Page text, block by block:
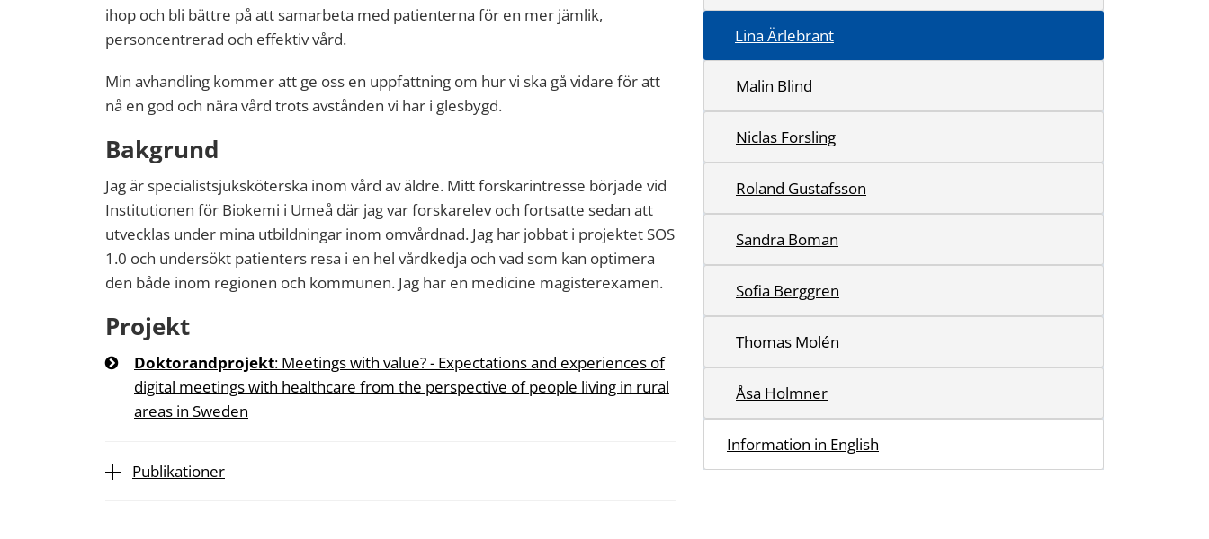
ihop och bli bättre på att samarbeta med patienterna för en mer jämlik,
personcentrerad och effektiv vård.
Min avhandling kommer att ge oss en uppfattning om hur vi ska gå vidare för att
nå en god och nära vård trots avstånden vi har i glesbygd.
Bakgrund
Jag är specialistsjuksköterska inom vård av äldre. Mitt forskarintresse började vid
Institutionen för Biokemi i Umeå där jag var forskarelev och fortsatte sedan att
utvecklas under mina utbildningar inom omvårdnad. Jag har jobbat i projektet SOS
1.0 och undersökt patienters resa i en hel vårdkedja och vad som kan optimera
den både inom regionen och kommunen. Jag har en medicine magisterexamen.
Projekt
Doktorandprojekt: Meetings with value? - Expectations and experiences of
digital meetings with healthcare from the perspective of people living in rural
areas in Sweden
Publikationer
Lina Ärlebrant
Malin Blind
Niclas Forsling
Roland Gustafsson
Sandra Boman
Sofia Berggren
Thomas Molén
Åsa Holmner
Information in English